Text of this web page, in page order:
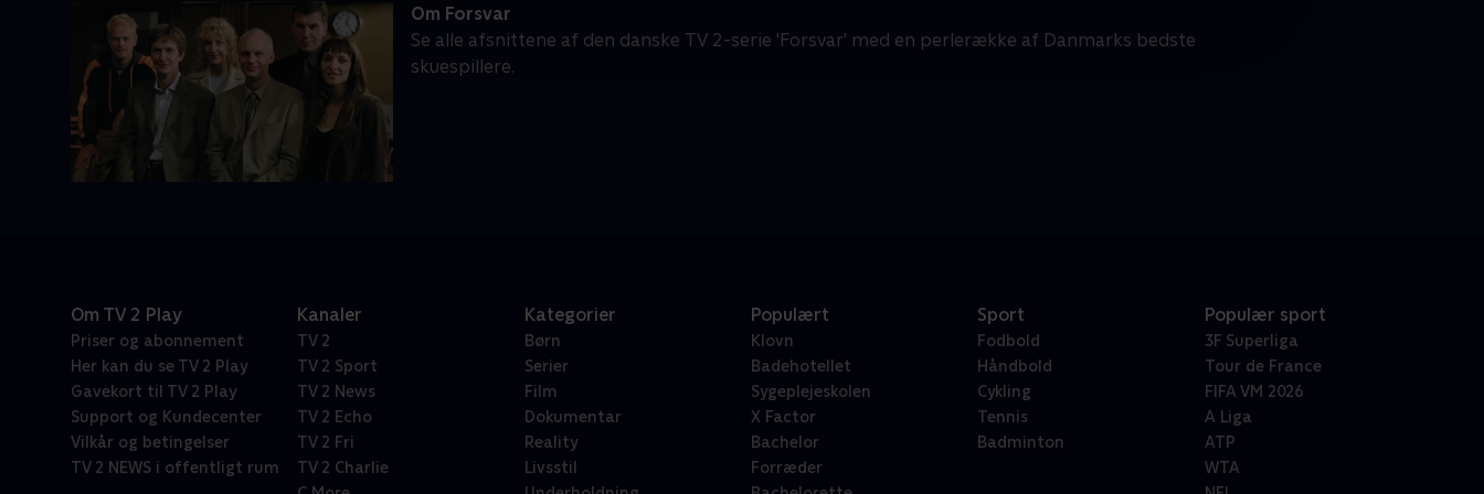
Om Forsvar
Se alle afsnittene af den danske TV 2-serie 'Forsvar' med en perlerække af Danmarks bedste
skuespillere.
Om TV 2 Play
Priser og abonnement
Her kan du se TV 2 Play
Gavekort til TV 2 Play
Support og Kundecenter
Vilkår og betingelser
TV 2 NEWS i offentligt rum
Kanaler
TV 2
TV 2 Sport
TV 2 News
TV 2 Echo
TV 2 Fri
TV 2 Charlie
Kategorier
Børn
Serier
Film
Dokumentar
Reality
Livsstil
Populært
Klovn
Badehotellet
Sygeplejeskolen
X Factor
Bachelor
Forræder
Sport
Fodbold
Håndbold
Cykling
Tennis
Badminton
Populær sport
3F Superliga
Tour de France
FIFA VM 2026
A Liga
ATP
WTA